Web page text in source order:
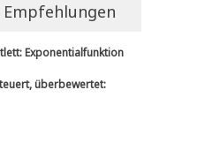
Empfehlungen
Exponentialfunktion
überbewertet: